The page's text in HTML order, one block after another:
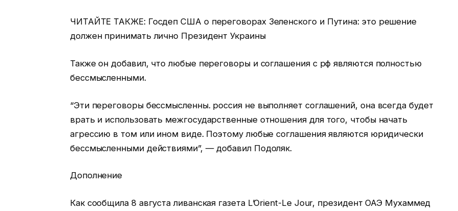
ЧИТАЙТЕ ТАКЖЕ: Госдеп США о переговорах Зеленского и Путина: это решение
должен принимать лично Президент Украины
Также он добавил, что любые переговоры и соглашения с рф являются полностью
бессмысленными.
“Эти переговоры бессмысленны. россия не выполняет соглашений, она всегда будет
врать и использовать межгосударственные отношения для того, чтобы начать
агрессию в том или ином виде. Поэтому любые соглашения являются юридически
бессмысленными действиями”, — добавил Подоляк.
Дополнение
Как сообщила 8 августа ливанская газета L’Orient-Le Jour, президент ОАЭ Мухаммед